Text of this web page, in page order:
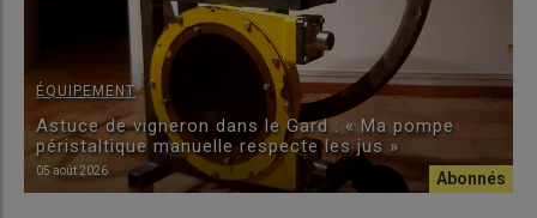
ÉQUIPEMENT
Astuce de vigneron dans le Gard : « Ma pompe
péristaltique manuelle respecte les jus »
05 août 2026